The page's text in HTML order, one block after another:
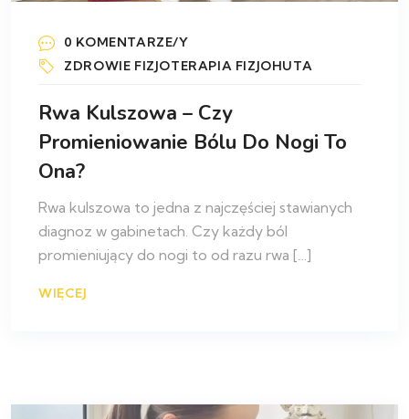
0 KOMENTARZE/Y
ZDROWIE FIZJOTERAPIA FIZJOHUTA
Rwa Kulszowa – Czy
Promieniowanie Bólu Do Nogi To
Ona?
Rwa kulszowa to jedna z najczęściej stawianych
diagnoz w gabinetach. Czy każdy ból
promieniujący do nogi to od razu rwa […]
WIĘCEJ